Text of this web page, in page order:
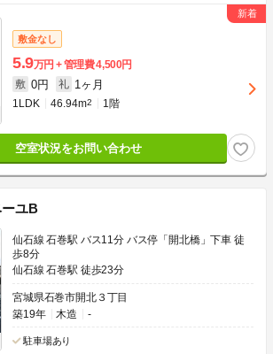
敷金なし
5.9万円 管理費4,500円
敷 0円 礼 1ヶ月
1LDK 46.94m2 1階
空室状況をお問い合わせ
ユB
仙石線 石巻駅 バス11分 バス停「開北橋」下車 徒
歩8分
仙石線 石巻駅 徒歩23分
宮城県石巻市開北３丁目
築19年
木造 -
駐車場あり